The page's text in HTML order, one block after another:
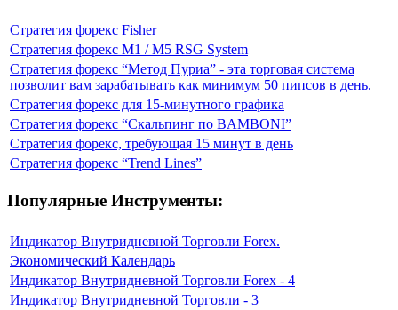
Стратегия форекс Fisher
Стратегия форекс M1 / M5 RSG System
Стратегия форекс “Метод Пуриа” - эта торговая система
позволит вам зарабатывать как минимум 50 пипсов в день.
Стратегия форекс для 15-минутного графика
Стратегия форекс “Скальпинг по BAMBONI”
Стратегия форекс, требующая 15 минут в день
Стратегия форекс “Trend Lines”
Популярные Инструменты:
Индикатор Внутридневной Торговли Forex.
Экономический Календарь
Индикатор Внутридневной Торговли Forex - 4
Индикатор Внутридневной Торговли - 3